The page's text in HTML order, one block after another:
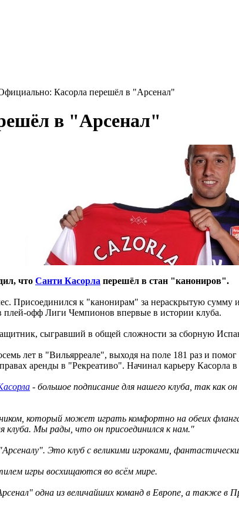
Касорла перешёл в "Арсенал"
в "Арсенал"
что Санти Касорла перешёл в стан "канониров".
Присоединился к "канонирам" за нераскрытую
плей-офф Лиги Чемпионов впервые в истории клуба.
сыгравший в общей сложности за сборную
лет в "Вильярреале", выходя на поле 181 раз и
аренды в "Рекреативо". Начинал карьеру Касорла
- большое подписание для нашего клуба, так как
который может играть комфортно на обеих
клуба. Мы рады, что он присоединился к нам."
Это клуб с великими игроками,
игры восхищаются во всём мире.
одна из величайших команд в Европе, а также